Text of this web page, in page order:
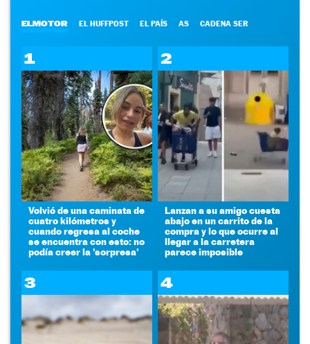
ELMOTOR EL HUFFPOST EL PAÍS AS CADENA SER
1
Volvió de una caminata de
cuatro kilómetros y
cuando regresa al coche
se encuentra con esto: no
podía creer la 'sorpresa'
2
Lanzan a su amigo cuesta
abajo en un carrito de la
compra y lo que ocurre al
llegar a la carretera
parece imposible
3 4